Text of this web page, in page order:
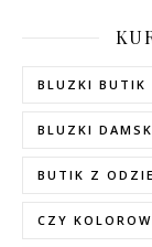
BLUZKI BUTIK
BLUZKI
BUTIK Z
CZY